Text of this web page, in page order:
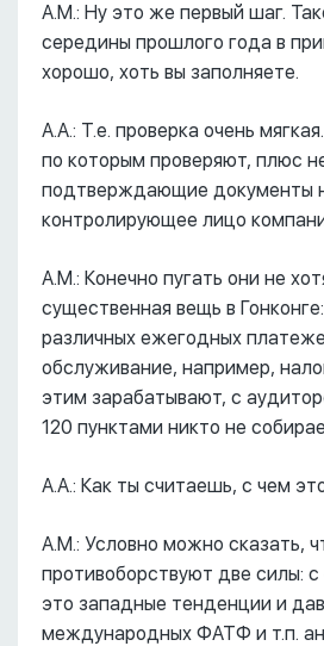
А.М.: Ну это же первый шаг.
середины прошлого года в
хорошо, хоть вы заполняете.
А.А.: Т.е. проверка очень
по которым проверяют, плюс
подтверждающие документы
контролирующее лицо
А.М.: Конечно пугать они не
существенная вещь в
различных ежегодных
обслуживание, например,
этим зарабатывают, с
120 пунктами никто не
А.А.: Как ты считаешь, с чем
А.М.: Условно можно сказать,
противоборствуют две силы:
это западные тенденции и
международных ФАТФ и т.п.